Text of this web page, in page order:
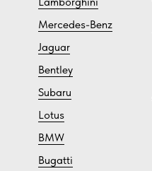
Mercedes-Benz
Jaguar
Bentley
Subaru
Lotus
BMW
Bugatti